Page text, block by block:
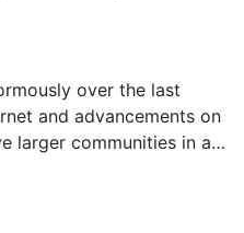
over the last
and advancements on
larger communities in a
results from it than
but it also carries some